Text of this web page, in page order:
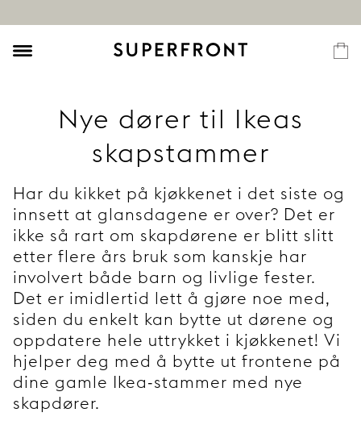
Nye dører til Ikeas
skapstammer
Har du kikket på kjøkkenet i det siste og
innsett at glansdagene er over? Det er
ikke så rart om skapdørene er blitt slitt
etter flere års bruk som kanskje har
involvert både barn og livlige fester.
Det er imidlertid lett å gjøre noe med,
siden du enkelt kan bytte ut dørene og
oppdatere hele uttrykket i kjøkkenet! Vi
hjelper deg med å bytte ut frontene på
dine gamle Ikea-stammer med nye
skapdører.